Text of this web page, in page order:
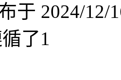
于 2024/12/
了1